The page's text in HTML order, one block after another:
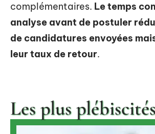
complémentaires. Le temps
analyse avant de postuler
de candidatures envoyées
leur taux de retour.
Les plus